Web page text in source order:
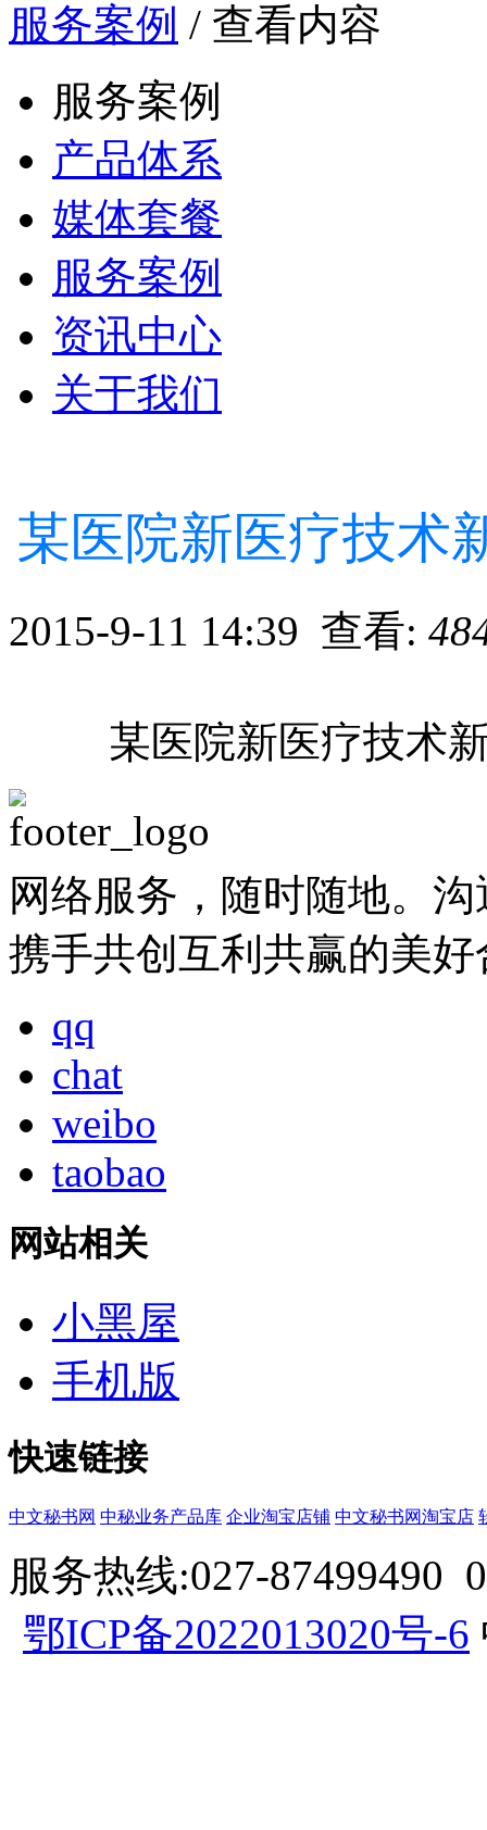
服务案例 / 查看内容
服务案例
产品体系
媒体套餐
服务案例
资讯中心
关于我们
某医院新医疗技术
2015-9-11 14:39 查看:
某医院新医疗技术
网络服务，随时随地。
携手共创互利共赢的美好
qq
chat
weibo
taobao
网站相关
小黑屋
手机版
快速链接
中文秘书网 中秘业务产品库 企业淘宝店铺 中文秘书网淘宝店
服务热线:027-87499490
鄂ICP备2022013020号-6